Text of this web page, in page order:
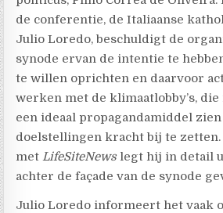
de conferentie, de Italiaanse
Julio Loredo, beschuldigt de
synode ervan de intentie te
te willen oprichten en daarvoor
werken met de klimaatlobby’s,
een ideaal propagandamiddel
doelstellingen kracht bij te
metLifeSiteNews legt hij in detail
achter de façade van de synode
Julio Loredo informeert het vaak